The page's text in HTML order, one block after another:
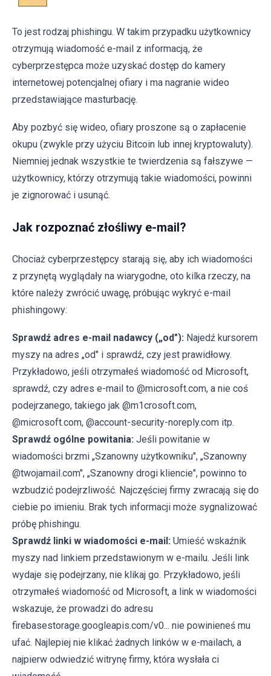
To jest rodzaj phishingu. W takim przypadku użytkownicy
otrzymują wiadomość e-mail z informacją, że
cyberprzestępca może uzyskać dostęp do kamery
internetowej potencjalnej ofiary i ma nagranie wideo
przedstawiające masturbację.
Aby pozbyć się wideo, ofiary proszone są o zapłacenie
okupu (zwykle przy użyciu Bitcoin lub innej kryptowaluty).
Niemniej jednak wszystkie te twierdzenia są fałszywe —
użytkownicy, którzy otrzymują takie wiadomości, powinni
je zignorować i usunąć.
Jak rozpoznać złośliwy e-mail?
Chociaż cyberprzestępcy starają się, aby ich wiadomości
z przynętą wyglądały na wiarygodne, oto kilka rzeczy, na
które należy zwrócić uwagę, próbując wykryć e-mail
phishingowy:
Sprawdź adres e-mail nadawcy („od"): Najedź kursorem
myszy na adres „od" i sprawdź, czy jest prawidłowy.
Przykładowo, jeśli otrzymałeś wiadomość od Microsoft,
sprawdź, czy adres e-mail to @microsoft.com, a nie coś
podejrzanego, takiego jak @m1crosoft.com,
@microsoft.com, @account-security-noreply.com itp.
Sprawdź ogólne powitania: Jeśli powitanie w
wiadomości brzmi „Szanowny użytkowniku", „Szanowny
@twojamail.com", „Szanowny drogi kliencie", powinno to
wzbudzić podejrzliwość. Najczęściej firmy zwracają się do
ciebie po imieniu. Brak tych informacji może sygnalizować
próbę phishingu.
Sprawdź linki w wiadomości e-mail: Umieść wskaźnik
myszy nad linkiem przedstawionym w e-mailu. Jeśli link
wydaje się podejrzany, nie klikaj go. Przykładowo, jeśli
otrzymałeś wiadomość od Microsoft, a link w wiadomości
wskazuje, że prowadzi do adresu
firebasestorage.googleapis.com/v0... nie powinieneś mu
ufać. Najlepiej nie klikać żadnych linków w e-mailach, a
najpierw odwiedzić witrynę firmy, która wysłała ci